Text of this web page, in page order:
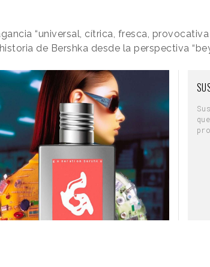
“universal, cítrica, fresca,
de Bershka desde la perspectiva